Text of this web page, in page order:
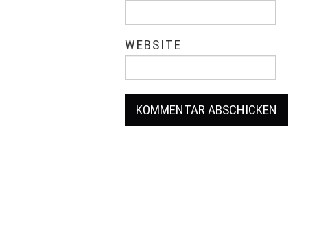
WEBSITE